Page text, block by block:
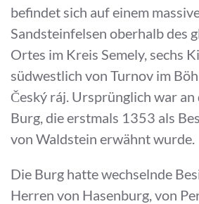
befindet sich auf einem
Sandsteinfelsen oberhalb des
Ortes im Kreis Semely, sechs
südwestlich von Turnov im
Český ráj. Ursprünglich war an
Burg, die erstmals 1353 als
von Waldstein erwähnt wurde.
Die Burg hatte wechselnde
Herren von Hasenburg, von